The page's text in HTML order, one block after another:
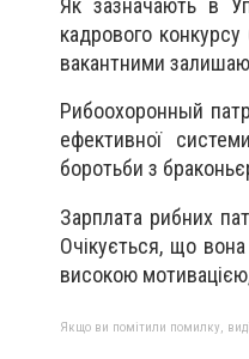
Як зазначають в
кадрового
вакантними
Рибоохоронный
ефективної
боротьби з
Зарплата рибних
Очікується, що
високою мотивацією,
Якщо ви помітили помилку,